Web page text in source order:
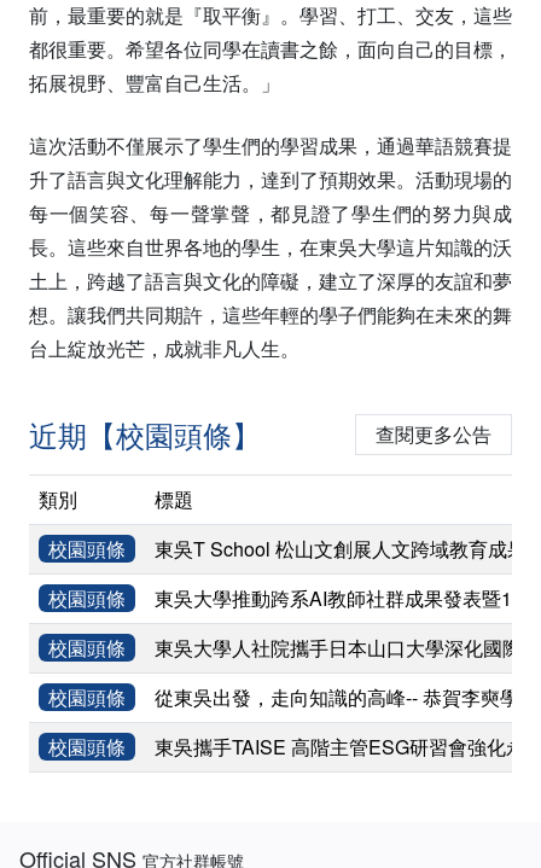
前，最重要的就是『取平衡』。學習、打工、交友，這些
都很重要。希望各位同學在讀書之餘，面向自己的目標，
拓展視野、豐富自己生活。」
這次活動不僅展示了學生們的學習成果，通過華語競賽提
升了語言與文化理解能力，達到了預期效果。活動現場的
每一個笑容、每一聲掌聲，都見證了學生們的努力與成
長。這些來自世界各地的學生，在東吳大學這片知識的沃
土上，跨越了語言與文化的障礙，建立了深厚的友誼和夢
想。讓我們共同期許，這些年輕的學子們能夠在未來的舞
台上綻放光芒，成就非凡人生。
近期【校園頭條】 查閱更多公告
類別
標題
校園頭條
東吳T School 松山文創展人文跨域教育成果
校園頭條
東吳大學推動跨系AI教師社群成果發表暨
校園頭條
東吳大學人社院攜手日本山口大學深化國際
校園頭條
從東吳出發，走向知識的高峰-- 恭賀李奭學
校園頭條
東吳攜手TAISE 高階主管ESG研習會強化永
Official SNS官方社群帳號